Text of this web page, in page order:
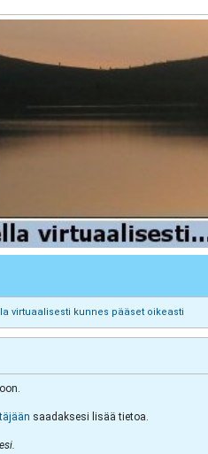
II
virtuaalisesti kunnes pääset oikeasti
saadaksesi lisää tietoa.